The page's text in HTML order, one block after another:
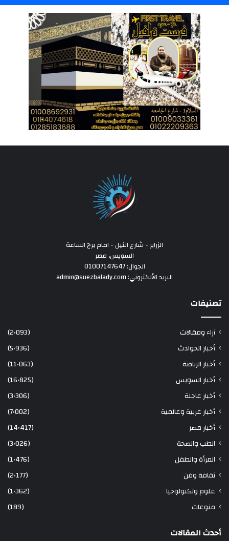
الزراير - شارع النيل - امام برج الساعة
السويس، مصر
الجوال: 01007147647
البريد الألكتروني: admin@suezbalady.com
تصنيفات
آراء ومقالات
(2٬093)
أخبار الحوادث
(5٬936)
أخبار الرياضة
(11٬063)
أخبار السويس
(16٬825)
أخبار عاجلة
(3٬306)
أخبار عربية وعالمية
(7٬002)
أخبار مصر
(14٬417)
الطب والصحة
(3٬026)
المرأة والطفل
(1٬476)
ثقافة وفن
(2٬177)
علوم وتكنولوجيا
(1٬362)
منوعات
(189)
أحدث المقالات